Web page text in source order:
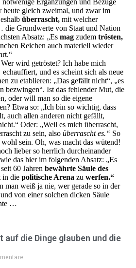
notwenige Ergänzungen und Bezüge
heute gleich zweimal, und zwar im
überrascht, mit welcher
die Grundwerte von Staat und Nation
Absatz: „Es mag zudem trösten,
Reichen auch materiell wieder
wird getröstet? Ich habe mich
echauffiert, und es scheint sich als neue
zu etablieren: „Das gefällt nicht“, „es
bezwingen“. Ist das fehlender Mut, die
oder will man so die eigene
Etwa so: „Ich bin so wichtig, dass
auch allen anderen nicht gefällt,
Oder: „Weil es mich überrascht,
zu sein, also überrascht es.“ So
sein. Oh, was macht das wütend!
lieber so herrlich durcheinander
das hier im folgenden Absatz: „Es
60 Jahren bewährte Säule des
in die politische Arena zu werfen.“
man weiß ja nie, wer gerade so in der
von einer solchen dicken Säule
…
auf die Dinge glauben und die